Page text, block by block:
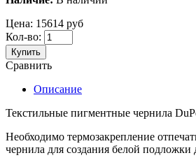
Цена: 15614 руб
Кол-во:
Купить
Сравнить
Описание
Текстильные пигментные чернила
Необходимо термозакрепление
чернила для создания белой